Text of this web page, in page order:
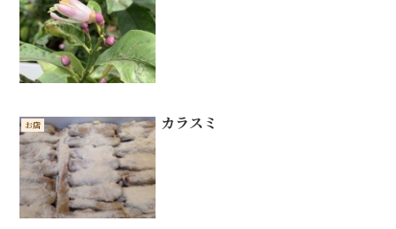
お店 カラスミ